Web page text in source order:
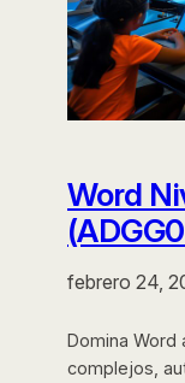
Word
febrero 24,
Domina Word
complejos,